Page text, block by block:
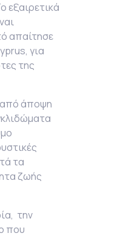
εξαιρετικά
απαίτησε
για
της
από άποψη
τα
ζωής
την
που